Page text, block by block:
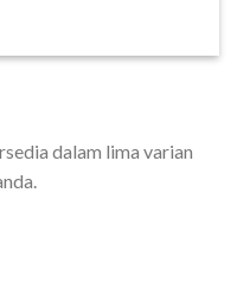
dalam lima varian